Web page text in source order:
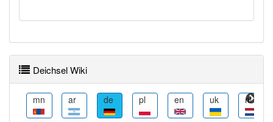
Häufigkeit: 4 von 10
Wörter mit Endung-deichsel: 4
anderen Artikel
die: 0
Deichsel Wiki
mn ar de pl en uk nl